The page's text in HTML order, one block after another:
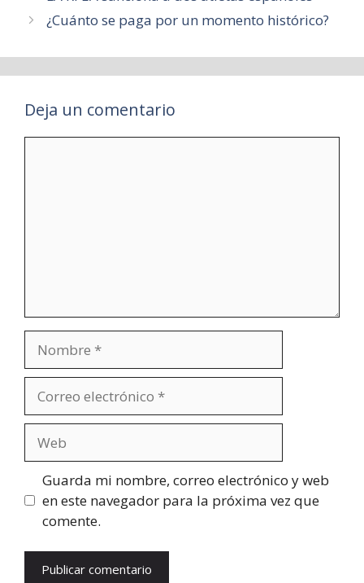
¿Cuánto se paga por un momento histórico?
Deja un comentario
electrónico
Guarda mi nombre, correo electrónico y web
en este navegador para la próxima vez que
comente.